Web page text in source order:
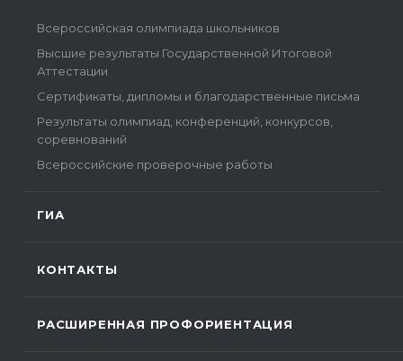
Всероссийская олимпиада школьников
Высшие результаты Государственной Итоговой
Аттестации
Сертификаты, дипломы и благодарственные письма
Результаты олимпиад, конференций, конкурсов,
соревнований
Всероссийские проверочные работы
ГИА
КОНТАКТЫ
РАСШИРЕННАЯ ПРОФОРИЕНТАЦИЯ